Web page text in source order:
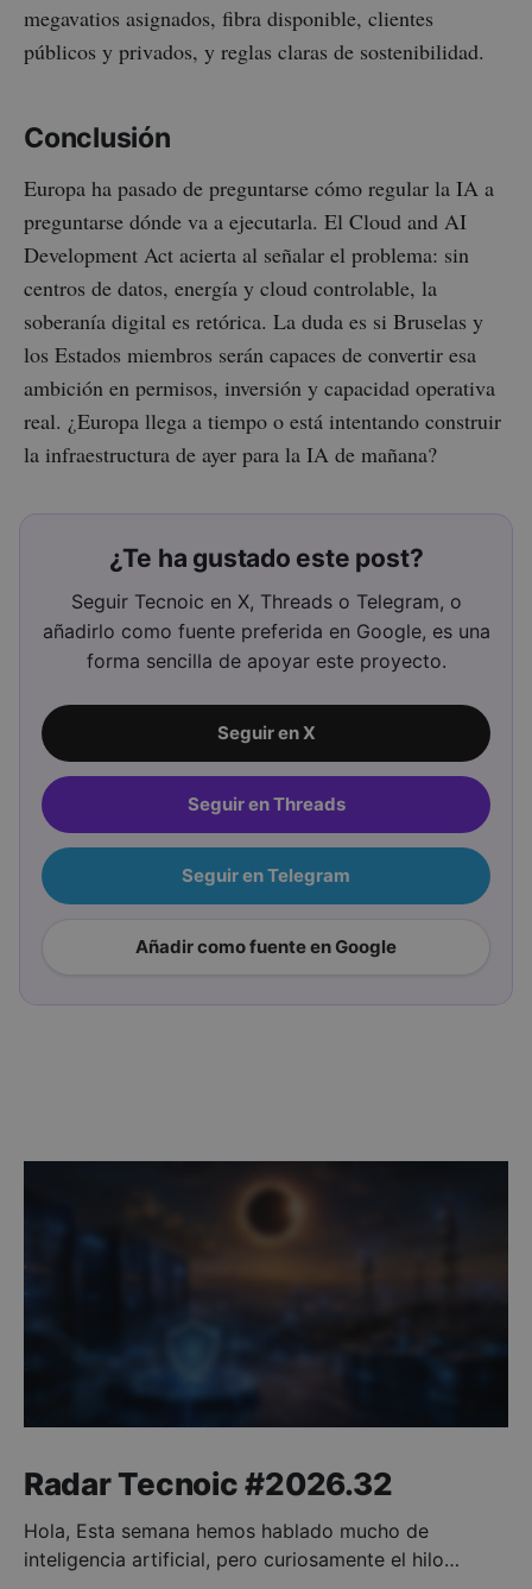
megavatios asignados, fibra disponible, clientes
públicos y privados, y reglas claras de sostenibilidad.
Conclusión
Europa ha pasado de preguntarse cómo regular la IA a
preguntarse dónde va a ejecutarla. El Cloud and AI
Development Act acierta al señalar el problema: sin
centros de datos, energía y cloud controlable, la
soberanía digital es retórica. La duda es si Bruselas y
los Estados miembros serán capaces de convertir esa
ambición en permisos, inversión y capacidad operativa
real. ¿Europa llega a tiempo o está intentando construir
la infraestructura de ayer para la IA de mañana?
¿Te ha gustado este post?
Seguir Tecnoic en X, Threads o Telegram, o
añadirlo como fuente preferida en Google, es una
forma sencilla de apoyar este proyecto.
Seguir en X
Seguir en Threads
Seguir en Telegram
Añadir como fuente en Google
Radar Tecnoic #2026.32
Hola, Esta semana hemos hablado mucho de
inteligencia artificial, pero curiosamente el hilo